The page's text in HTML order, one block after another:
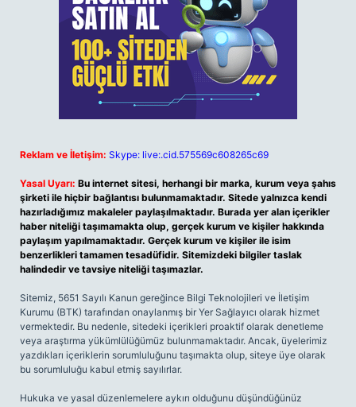
Reklam ve İletişim: Skype: live:.cid.575569c608265c69
Yasal Uyarı: Bu internet sitesi, herhangi bir marka, kurum veya şahıs
şirketi ile hiçbir bağlantısı bulunmamaktadır. Sitede yalnızca kendi
hazırladığımız makaleler paylaşılmaktadır. Burada yer alan içerikler
haber niteliği taşımamakta olup, gerçek kurum ve kişiler hakkında
paylaşım yapılmamaktadır. Gerçek kurum ve kişiler ile isim
benzerlikleri tamamen tesadüfidir. Sitemizdeki bilgiler taslak
halindedir ve tavsiye niteliği taşımazlar.
Sitemiz, 5651 Sayılı Kanun gereğince Bilgi Teknolojileri ve İletişim
Kurumu (BTK) tarafından onaylanmış bir Yer Sağlayıcı olarak hizmet
vermektedir. Bu nedenle, sitedeki içerikleri proaktif olarak denetleme
veya araştırma yükümlülüğümüz bulunmamaktadır. Ancak, üyelerimiz
yazdıkları içeriklerin sorumluluğunu taşımakta olup, siteye üye olarak
bu sorumluluğu kabul etmiş sayılırlar.
Hukuka ve yasal düzenlemelere aykırı olduğunu düşündüğünüz